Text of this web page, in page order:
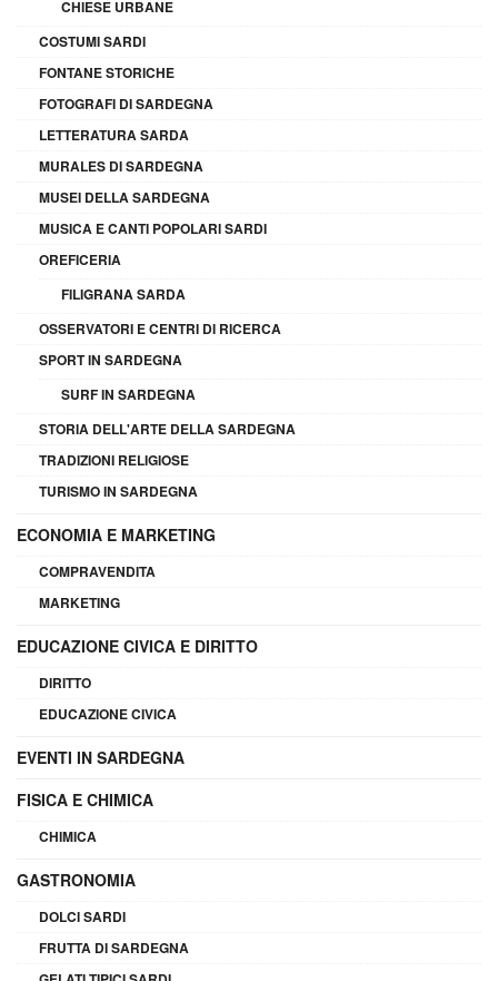
CHIESE URBANE
COSTUMI SARDI
FONTANE STORICHE
FOTOGRAFI DI SARDEGNA
LETTERATURA SARDA
MURALES DI SARDEGNA
MUSEI DELLA SARDEGNA
MUSICA E CANTI POPOLARI SARDI
OREFICERIA
FILIGRANA SARDA
OSSERVATORI E CENTRI DI RICERCA
SPORT IN SARDEGNA
SURF IN SARDEGNA
STORIA DELL'ARTE DELLA SARDEGNA
TRADIZIONI RELIGIOSE
TURISMO IN SARDEGNA
ECONOMIA E MARKETING
COMPRAVENDITA
MARKETING
EDUCAZIONE CIVICA E DIRITTO
DIRITTO
EDUCAZIONE CIVICA
EVENTI IN SARDEGNA
FISICA E CHIMICA
CHIMICA
GASTRONOMIA
DOLCI SARDI
FRUTTA DI SARDEGNA